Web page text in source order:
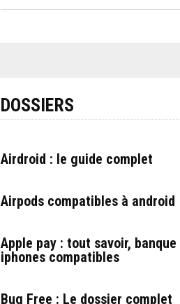
DOSSIERS
Airdroid : le guide complet
Airpods compatibles à android
Apple pay : tout savoir, banque
iphones compatibles
Bug Free : Le dossier complet